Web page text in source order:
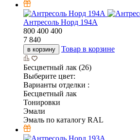
Антресоль Норд 194А
800 400 400
7 840
в корзину Товар в корзине
Бесцветный лак (26)
Выберите цвет:
Варианты отделки :
Бесцветный лак
Тонировки
Эмали
Эмаль по каталогу RAL